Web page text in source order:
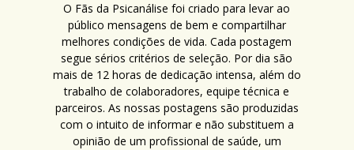
O Fãs da Psicanálise foi criado para levar ao
público mensagens de bem e compartilhar
melhores condições de vida. Cada postagem
segue sérios critérios de seleção. Por dia são
mais de 12 horas de dedicação intensa, além do
trabalho de colaboradores, equipe técnica e
parceiros. As nossas postagens são produzidas
com o intuito de informar e não substituem a
opinião de um profissional de saúde, um